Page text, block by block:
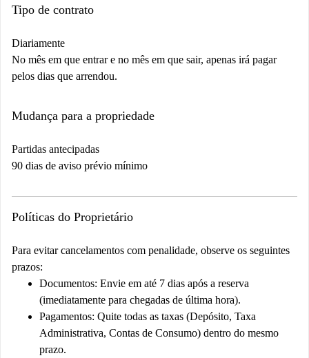
Tipo de contrato
Diariamente
No mês em que entrar e no mês em que sair, apenas irá pagar
pelos dias que arrendou.
Mudança para a propriedade
Partidas antecipadas
90 dias de aviso prévio mínimo
Políticas do Proprietário
Para evitar cancelamentos com penalidade, observe os seguintes
prazos:
Documentos: Envie em até 7 dias após a reserva
(imediatamente para chegadas de última hora).
Pagamentos: Quite todas as taxas (Depósito, Taxa
Administrativa, Contas de Consumo) dentro do mesmo
prazo.